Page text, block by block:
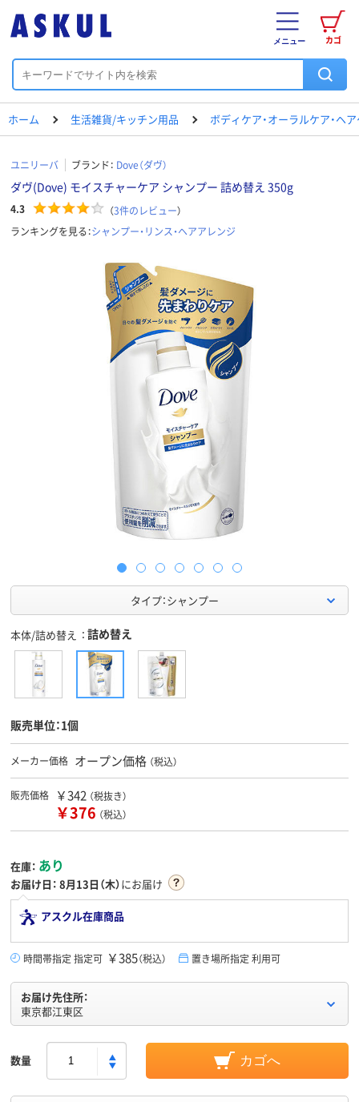
カゴ
メニュー
ホーム 生活雑貨/キッチン用品 ボディケア・オーラルケア・ヘ
ユニリーバ ブランド： Dove（ダヴ）
ダヴ(Dove) モイスチャーケア シャンプー 詰め替え 350g
4.3 （3件のレビュー）
ランキングを見る：シャンプー・リンス・ヘアアレンジ
タイプ：シャンプー
本体/詰め替え 詰め替え
販売単位：1個
メーカー価格 オープン価格 （税込）
販売価格 ￥342 （税抜き）
￥376 （税込）
在庫： あり
お届け日： 8月13日（木）にお届け
アスクル在庫商品
時間帯指定 指定可 ￥385（税込） 置き場所指定 利用可
お届け先住所：
東京都江東区
数量 カゴへ